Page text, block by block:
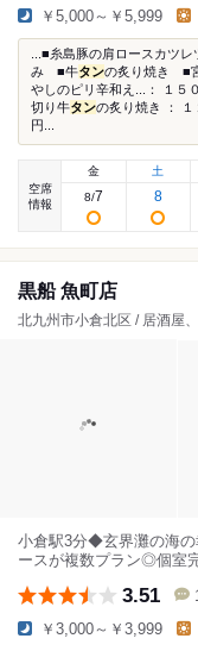
￥5,000～￥5,999
...■糸島豚の肩ロースカツ
み ■牛タンの炙り焼き ■
やしのピリ辛和え...： １５
切り牛タンの炙り焼き ： １
円...
空席
情報
金
8/7
土
8
黒船 魚町店
北九州市小倉北区 / 居酒屋
小倉駅3分◆玄界灘の海の
ースが複数プラン◎個室
3.51
￥3,000～￥3,999